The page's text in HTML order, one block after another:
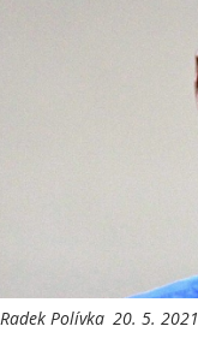
Radek Polívka 20. 5. 2021